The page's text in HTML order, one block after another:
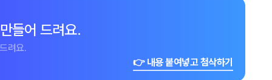
들어 드려요.
려요.
👉 내용 붙여넣고 첨삭하기